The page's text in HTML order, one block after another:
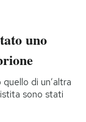
uno
di un’altra
sono stati